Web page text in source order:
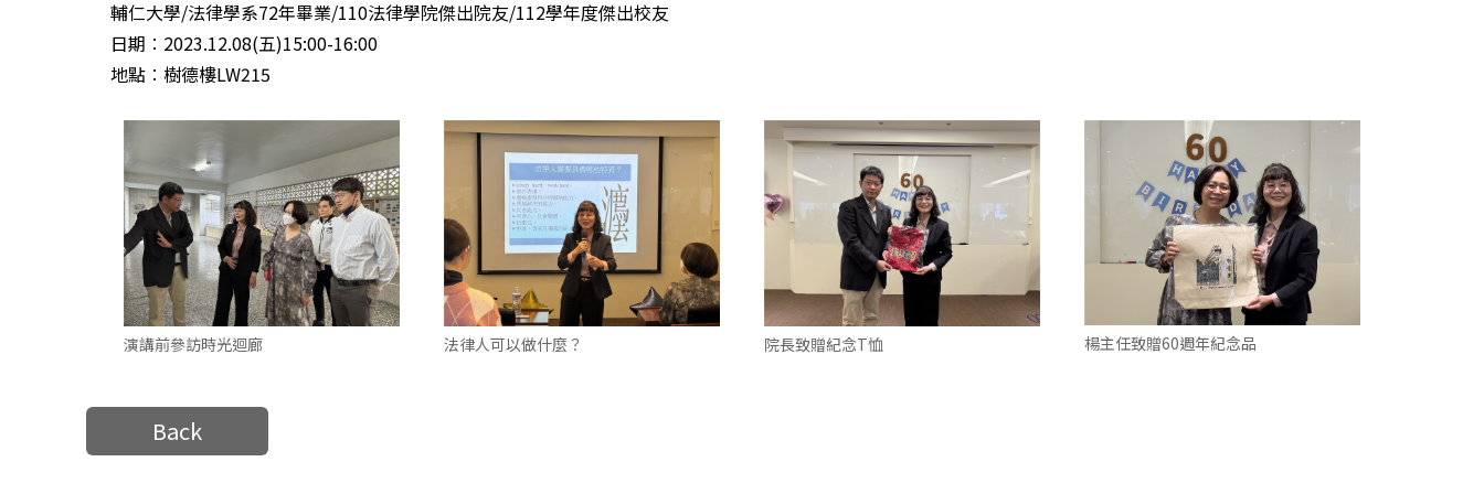
輔仁大學/法律學系72年畢業/110法律學院傑出院友/112學年度傑出校友
日期︰2023.12.08(五)15:00-16:00
地點︰樹德樓LW215
演講前參訪時光迴廊 法律人可以做什麼？ 院長致贈紀念T恤 楊主任致贈60週年紀念品
Back